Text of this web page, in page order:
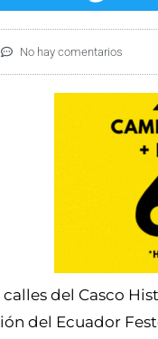
No hay comentarios
calles del Casco
del Ecuador